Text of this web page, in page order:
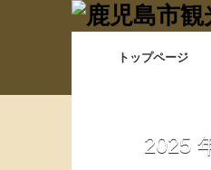
トップページ
2025